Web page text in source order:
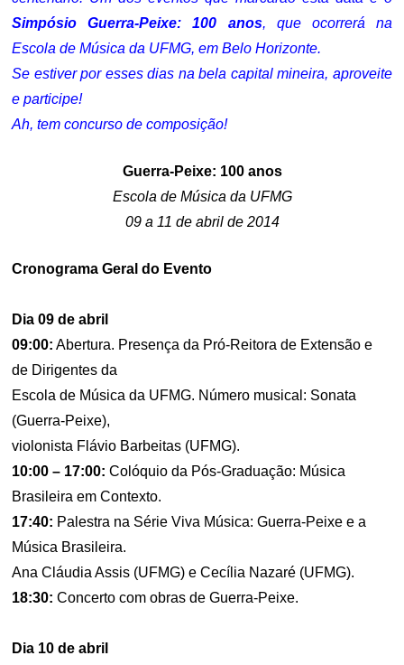
Simpósio Guerra-Peixe: 100 anos, que ocorrerá na
Escola de Música da UFMG, em Belo Horizonte.
Se estiver por esses dias na bela capital mineira, aproveite
e participe!
Ah, tem concurso de composição!
Guerra-Peixe: 100 anos
Escola de Música da UFMG
09 a 11 de abril de 2014
Cronograma Geral do Evento
Dia 09 de abril
09:00: Abertura. Presença da Pró-Reitora de Extensão e
de Dirigentes da
Escola de Música da UFMG. Número musical: Sonata
(Guerra-Peixe),
violonista Flávio Barbeitas (UFMG).
10:00 – 17:00: Colóquio da Pós-Graduação: Música
Brasileira em Contexto.
17:40: Palestra na Série Viva Música: Guerra-Peixe e a
Música Brasileira.
Ana Cláudia Assis (UFMG) e Cecília Nazaré (UFMG).
18:30: Concerto com obras de Guerra-Peixe.
Dia 10 de abril